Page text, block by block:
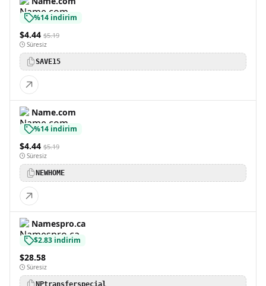
%14 indirim
$4.44 $5.19
Süresiz
SAVE15
Name.com
%14 indirim
$4.44 $5.19
Süresiz
NEWHOME
Namespro.ca
$2.83 indirim
$28.58
Süresiz
NPtransferspecial